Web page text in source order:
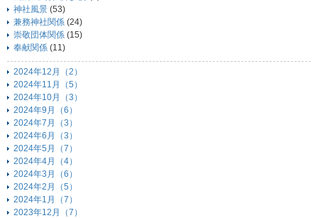
神社風景 (53)
兼務神社関係 (24)
崇敬団体関係 (15)
奉献関係 (11)
2024年12月（2）
2024年11月（5）
2024年10月（3）
2024年9月（6）
2024年7月（3）
2024年6月（3）
2024年5月（7）
2024年4月（4）
2024年3月（6）
2024年2月（5）
2024年1月（7）
2023年12月（7）